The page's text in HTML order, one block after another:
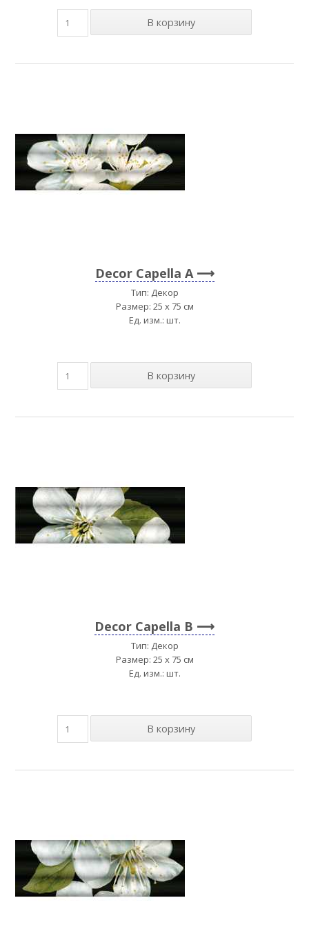
Decor Capella A
Тип: Декор
Размер: 25 x 75 см
Ед. изм.: шт.
Decor Capella B
Тип: Декор
Размер: 25 x 75 см
Ед. изм.: шт.